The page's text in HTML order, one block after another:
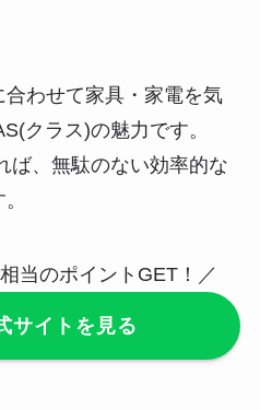
わせて家具・家電を気
クラス)の魅力です。
ば、無駄のない効率的な
当のポイントGET！／
サイトを見る